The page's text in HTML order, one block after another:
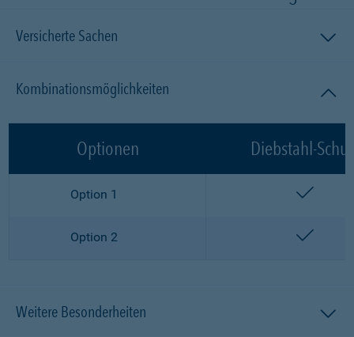
Versicherte Sachen
Kombinationsmöglichkeiten
Optionen Diebstahl-
Option 1
Option 2
Weitere Besonderheiten